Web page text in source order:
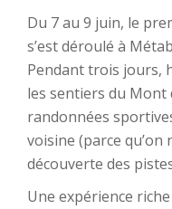
Du 7 au 9 juin, le
s’est déroulé à
Pendant trois jours,
les sentiers du Mont
randonnées
voisine (parce qu’on
découverte des
Une expérience